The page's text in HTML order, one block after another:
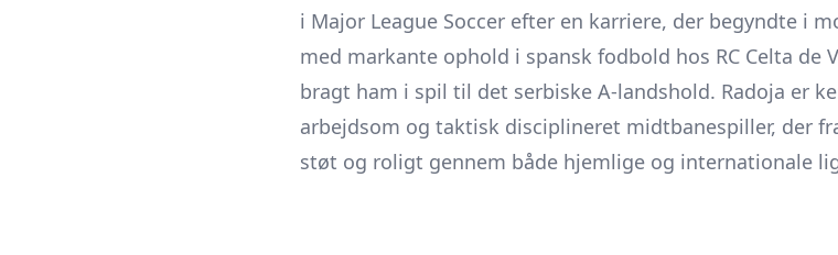
i Major League Soccer efter en karriere, der begyndte i
med markante ophold i spansk fodbold hos RC Celta de
bragt ham i spil til det serbiske A-landshold. Radoja er
arbejdsom og taktisk disciplineret midtbanespiller, der
støt og roligt gennem både hjemlige og internationale